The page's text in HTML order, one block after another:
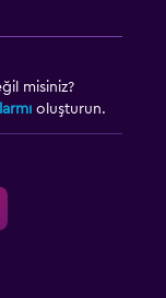
misiniz?
oluşturun.